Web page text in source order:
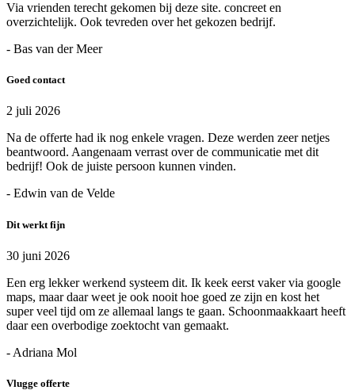
Via vrienden terecht gekomen bij deze site. concreet en
overzichtelijk. Ook tevreden over het gekozen bedrijf.
- Bas van der Meer
Goed contact
2 juli 2026
Na de offerte had ik nog enkele vragen. Deze werden zeer netjes
beantwoord. Aangenaam verrast over de communicatie met dit
bedrijf! Ook de juiste persoon kunnen vinden.
- Edwin van de Velde
Dit werkt fijn
30 juni 2026
Een erg lekker werkend systeem dit. Ik keek eerst vaker via google
maps, maar daar weet je ook nooit hoe goed ze zijn en kost het
super veel tijd om ze allemaal langs te gaan. Schoonmaakkaart heeft
daar een overbodige zoektocht van gemaakt.
- Adriana Mol
Vlugge offerte